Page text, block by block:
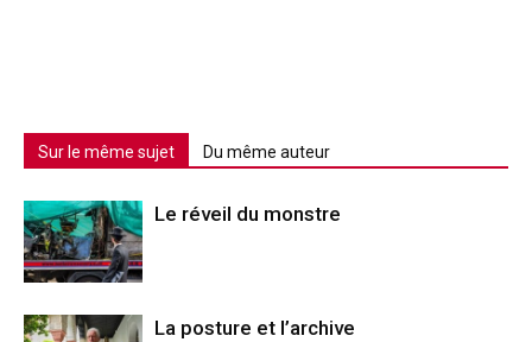
Sur le même sujet Du même auteur
Le réveil du monstre
La posture et l’archive